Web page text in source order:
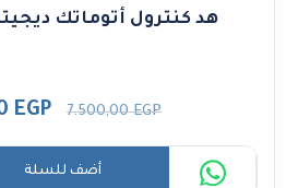
هد كنترول أتوماتك ديجيتال 2 متر
7.500,00EGP
EGP
أضف للسلة